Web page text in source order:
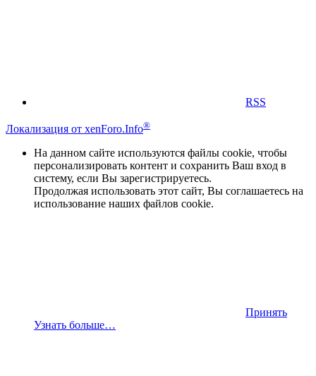
RSS
Локализация от xenForo.Info®
На данном сайте используются файлы cookie, чтобы
персонализировать контент и сохранить Ваш вход в
систему, если Вы зарегистрируетесь.
Продолжая использовать этот сайт, Вы соглашаетесь на
использование наших файлов cookie.
Принять
Узнать больше…